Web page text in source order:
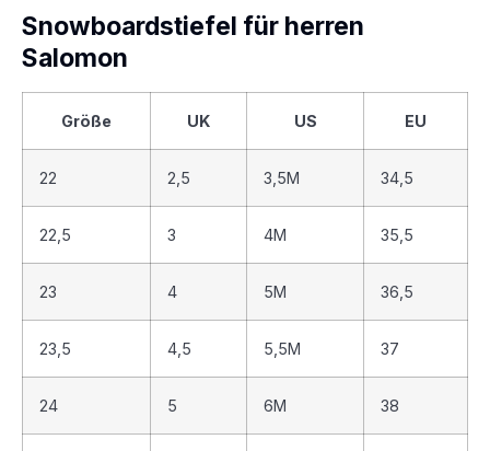
Snowboardstiefel für herren
Salomon
Größe UK US EU
22 2,5 3,5M 34,5
22,5 3 4M 35,5
23 4 5M 36,5
23,5 4,5 5,5M 37
24 5 6M 38